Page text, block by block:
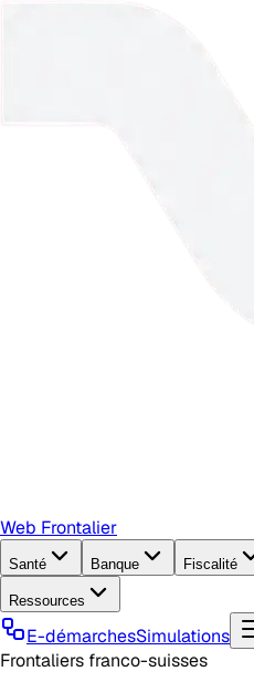
Web Frontalier
Santé Banque Fiscalité
Ressources
E-démarchesSimulations
Frontaliers franco-suisses